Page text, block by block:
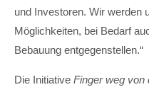
und Investoren. Wir werden
Möglichkeiten, bei Bedarf
Bebauung entgegenstellen.“
Die Initiative Finger weg von